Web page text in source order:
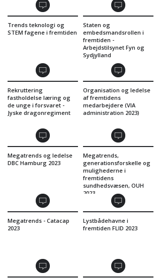
Trends teknologi og
STEM fagene i fremtiden
Staten og
embedsmandsrollen i
fremtiden -
Arbejdstilsynet Fyn og
Sydjylland
Rekruttering
fastholdelse læring og
de unge i forsvaret -
Jyske dragonregiment
Organisation og ledelse
af fremtidens
medarbejdere (VIA
administration 2023)
Megatrends og ledelse
DBC Hamburg 2023
Megatrends,
generationsforskelle og
mulighederne i
fremtidens
sundhedsvæsen, OUH
2023
Megatrends - Catacap
2023
Lystbådehavne i
fremtiden FLID 2023